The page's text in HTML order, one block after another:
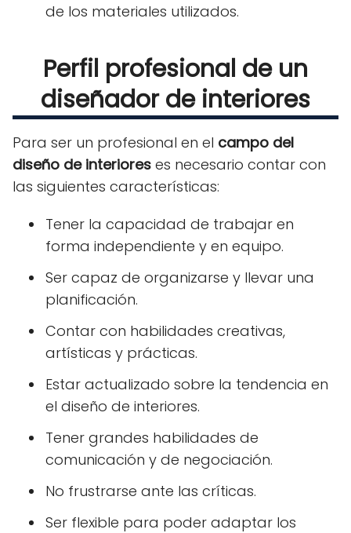
de los materiales utilizados.
Perfil profesional de un
diseñador de interiores
Para ser un profesional en el campo del
diseño de interiores es necesario contar con
las siguientes características:
Tener la capacidad de trabajar en
forma independiente y en equipo.
Ser capaz de organizarse y llevar una
planificación.
Contar con habilidades creativas,
artísticas y prácticas.
Estar actualizado sobre la tendencia en
el diseño de interiores.
Tener grandes habilidades de
comunicación y de negociación.
No frustrarse ante las críticas.
Ser flexible para poder adaptar los